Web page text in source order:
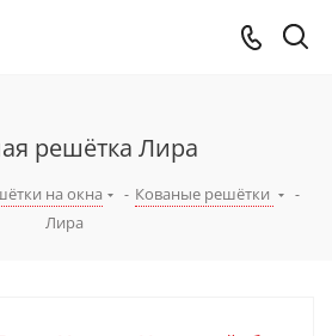
решётка Лира
на окна - Кованые решётки
-
Лира